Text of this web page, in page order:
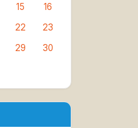
15
16
22
23
29
30